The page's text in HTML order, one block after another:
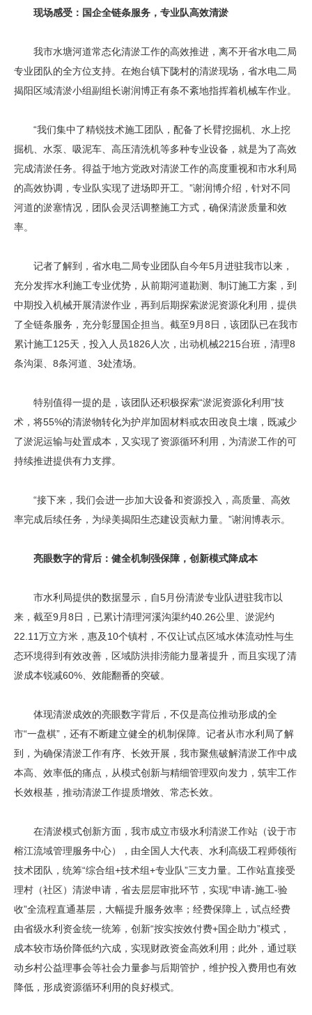
现场感受：国企全链条服务，专业队高效清淤
我市水塘河道常态化清淤工作的高效推进，离不开省水电二局
专业团队的全方位支持。在炮台镇下陇村的清淤现场，省水电二局
揭阳区域清淤小组副组长谢润博正有条不紊地指挥着机械车作业。
“我们集中了精锐技术施工团队，配备了长臂挖掘机、水上挖
掘机、水泵、吸泥车、高压清洗机等多种专业设备，就是为了高效
完成清淤任务。得益于地方党政对清淤工作的高度重视和市水利局
的高效协调，专业队实现了进场即开工。”谢润博介绍，针对不同
河道的淤塞情况，团队会灵活调整施工方式，确保清淤质量和效
率。
记者了解到，省水电二局专业团队自今年5月进驻我市以来，
充分发挥水利施工专业优势，从前期河道勘测、制订施工方案，到
中期投入机械开展清淤作业，再到后期探索淤泥资源化利用，提供
了全链条服务，充分彰显国企担当。截至9月8日，该团队已在我市
累计施工125天，投入人员1826人次，出动机械2215台班，清理8
条沟渠、8条河道、3处渣场。
特别值得一提的是，该团队还积极探索“淤泥资源化利用”技
术，将55%的清淤物转化为护岸加固材料或农田改良土壤，既减少
了淤泥运输与处置成本，又实现了资源循环利用，为清淤工作的可
持续推进提供有力支撑。
“接下来，我们会进一步加大设备和资源投入，高质量、高效
率完成后续任务，为绿美揭阳生态建设贡献力量。”谢润博表示。
亮眼数字的背后：健全机制强保障，创新模式降成本
市水利局提供的数据显示，自5月份清淤专业队进驻我市以
来，截至9月8日，已累计清理河溪沟渠约40.26公里、淤泥约
22.11万立方米，惠及10个镇村，不仅让试点区域水体流动性与生
态环境得到有效改善，区域防洪排涝能力显著提升，而且实现了清
淤成本锐减60%、效能翻番的突破。
体现清淤成效的亮眼数字背后，不仅是高位推动形成的全
市“一盘棋”，还有不断建立健全的机制保障。记者从市水利局了解
到，为确保清淤工作有序、长效开展，我市聚焦破解清淤工作中成
本高、效率低的痛点，从模式创新与精细管理双向发力，筑牢工作
长效根基，推动清淤工作提质增效、常态长效。
在清淤模式创新方面，我市成立市级水利清淤工作站（设于市
榕江流域管理服务中心），由全国人大代表、水利高级工程师领衔
技术团队，统筹“综合组+技术组+专业队”三支力量。工作站直接受
理村（社区）清淤申请，省去层层审批环节，实现“申请-施工-验
收”全流程直通基层，大幅提升服务效率；经费保障上，试点经费
由省级水利资金统一统筹，创新“按实按效付费+国企助力”模式，
成本较市场价降低约六成，实现财政资金高效利用；此外，通过联
动乡村公益理事会等社会力量参与后期管护，维护投入费用也有效
降低，形成资源循环利用的良好模式。